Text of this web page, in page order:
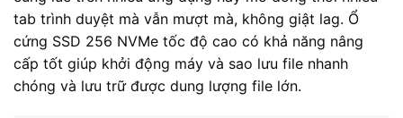
tab trình duyệt mà vẫn mượt mà, không giật lag. Ổ
cứng SSD 256 NVMe tốc độ cao có khả năng nâng
cấp tốt giúp khởi động máy và sao lưu file nhanh
chóng và lưu trữ được dung lượng file lớn.